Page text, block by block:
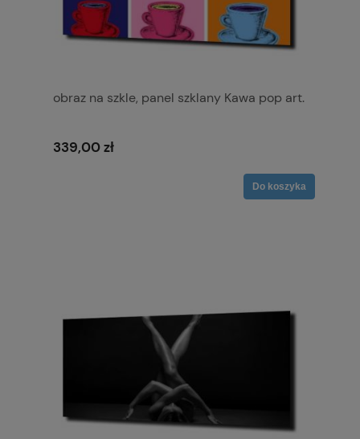
obraz na szkle, panel szklany Kawa pop art.
339,00 zł
Do koszyka